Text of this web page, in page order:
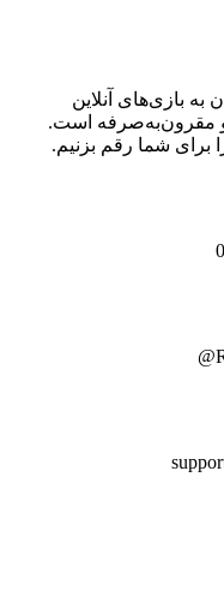
به بازی‌های آنلاین
مقرون‌به‌صرفه است.
برای شما رقم بزنیم.